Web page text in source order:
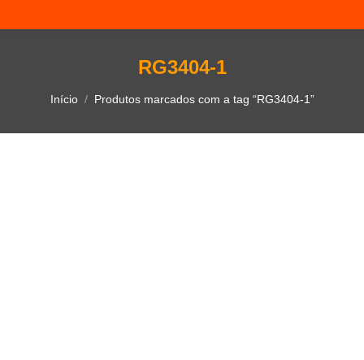
RG3404-1
Você está aqui:
Início Produtos marcados com a tag “RG3404-1”